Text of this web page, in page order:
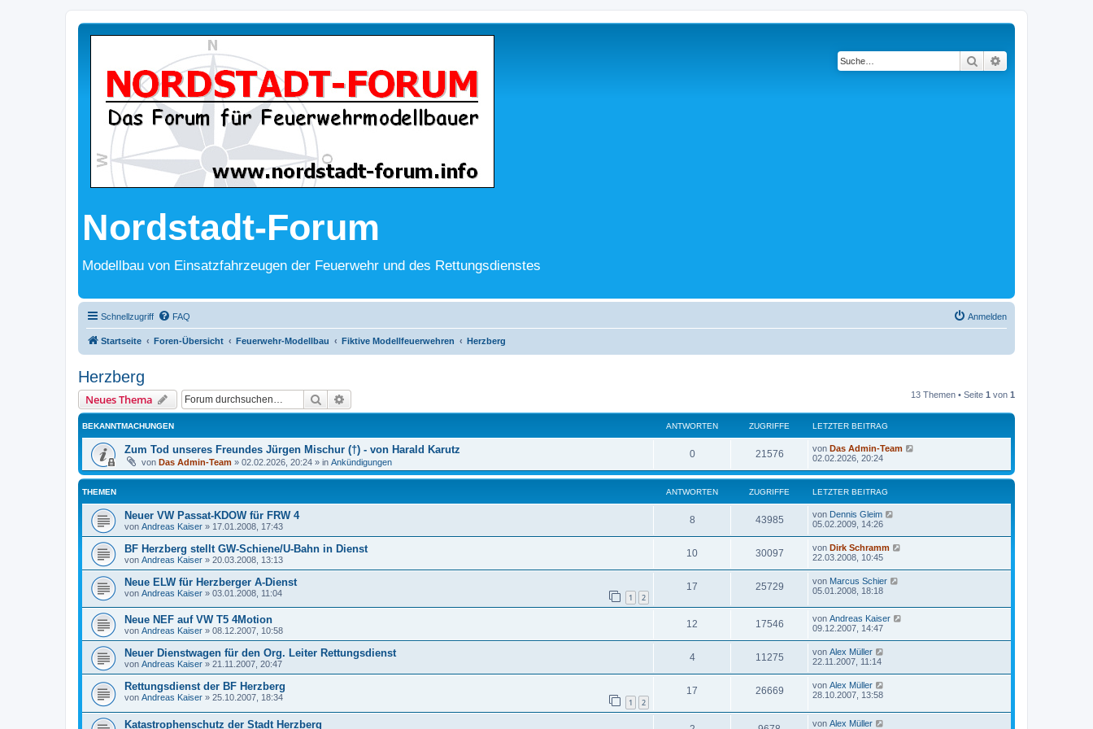
Nordstadt-Forum
Modellbau von Einsatzfahrzeugen der Feuerwehr und des Rettungsdienstes
Suche
Schnellzugriff FAQ Anmelden
Startseite Foren-Übersicht Feuerwehr-Modellbau Fiktive Modellfeuerwehren Herzberg
Herzberg
Neues Thema Suche 13 Themen • Seite 1 von 1
BEKANNTMACHUNGEN ANTWORTEN ZUGRIFFE LETZTER BEITRAG
Zum Tod unseres Freundes Jürgen Mischur (†) - von Harald Karutz
von Das Admin-Team » 02.02.2026, 20:24 » in Ankündigungen
0 21576 von Das Admin-Team
02.02.2026, 20:24
THEMEN ANTWORTEN ZUGRIFFE LETZTER BEITRAG
Neuer VW Passat-KDOW für FRW 4
von Andreas Kaiser » 17.01.2008, 17:43
8 43985 von Dennis Gleim
05.02.2009, 14:26
BF Herzberg stellt GW-Schiene/U-Bahn in Dienst
von Andreas Kaiser » 20.03.2008, 13:13
10 30097 von Dirk Schramm
22.03.2008, 10:45
Neue ELW für Herzberger A-Dienst
von Andreas Kaiser » 03.01.2008, 11:04 1 2
17 25729 von Marcus Schier
05.01.2008, 18:18
Neue NEF auf VW T5 4Motion
von Andreas Kaiser » 08.12.2007, 10:58
12 17546 von Andreas Kaiser
09.12.2007, 14:47
Neuer Dienstwagen für den Org. Leiter Rettungsdienst
von Andreas Kaiser » 21.11.2007, 20:47
4 11275 von Alex Müller
22.11.2007, 11:14
Rettungsdienst der BF Herzberg
von Andreas Kaiser » 25.10.2007, 18:34 1 2
17 26669 von Alex Müller
28.10.2007, 13:58
Katastrophenschutz der Stadt Herzberg von Alex Müller